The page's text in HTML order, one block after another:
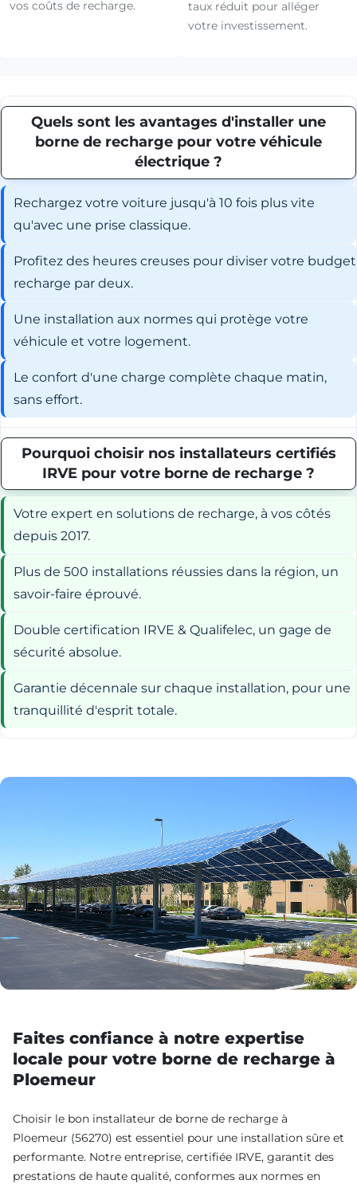
vos coûts de recharge.
taux réduit pour alléger
votre investissement.
Quels sont les avantages d'installer une
borne de recharge pour votre véhicule
électrique ?
Rechargez votre voiture jusqu'à 10 fois plus vite
qu'avec une prise classique.
Profitez des heures creuses pour diviser votre budget
recharge par deux.
Une installation aux normes qui protège votre
véhicule et votre logement.
Le confort d'une charge complète chaque matin,
sans effort.
Pourquoi choisir nos installateurs certifiés
IRVE pour votre borne de recharge ?
Votre expert en solutions de recharge, à vos côtés
depuis 2017.
Plus de 500 installations réussies dans la région, un
savoir-faire éprouvé.
Double certification IRVE & Qualifelec, un gage de
sécurité absolue.
Garantie décennale sur chaque installation, pour une
tranquillité d'esprit totale.
Faites confiance à notre expertise
locale pour votre borne de recharge à
Ploemeur
Choisir le bon installateur de borne de recharge à
Ploemeur (56270) est essentiel pour une installation sûre et
performante. Notre entreprise, certifiée IRVE, garantit des
prestations de haute qualité, conformes aux normes en